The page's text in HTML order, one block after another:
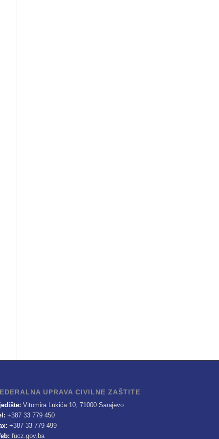
UPRAVA CIVILNE ZAŠTITE
Vitomira Lukića 10, 71000 Sarajevo
+387 33 779 450
+387 33 779 499
fucz.gov.ba